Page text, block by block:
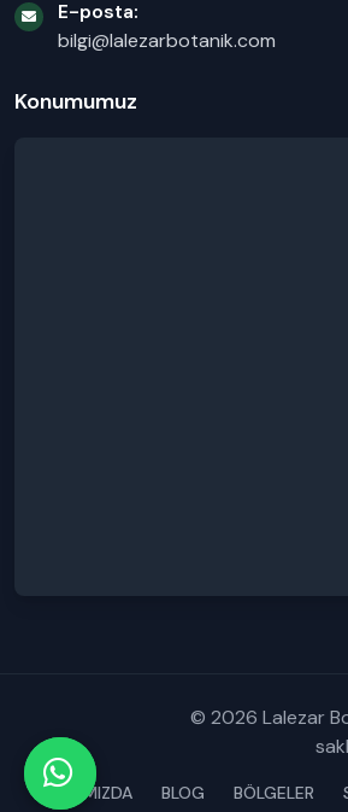
E-posta:
bilgi@lalezarbotanik.com
Konumumuz
© 2026 Lalezar
HAKKIMIZDA BLOG BÖLGELER